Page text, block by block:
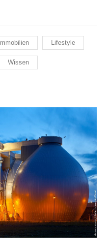
Immobilien Lifestyle
Wissen